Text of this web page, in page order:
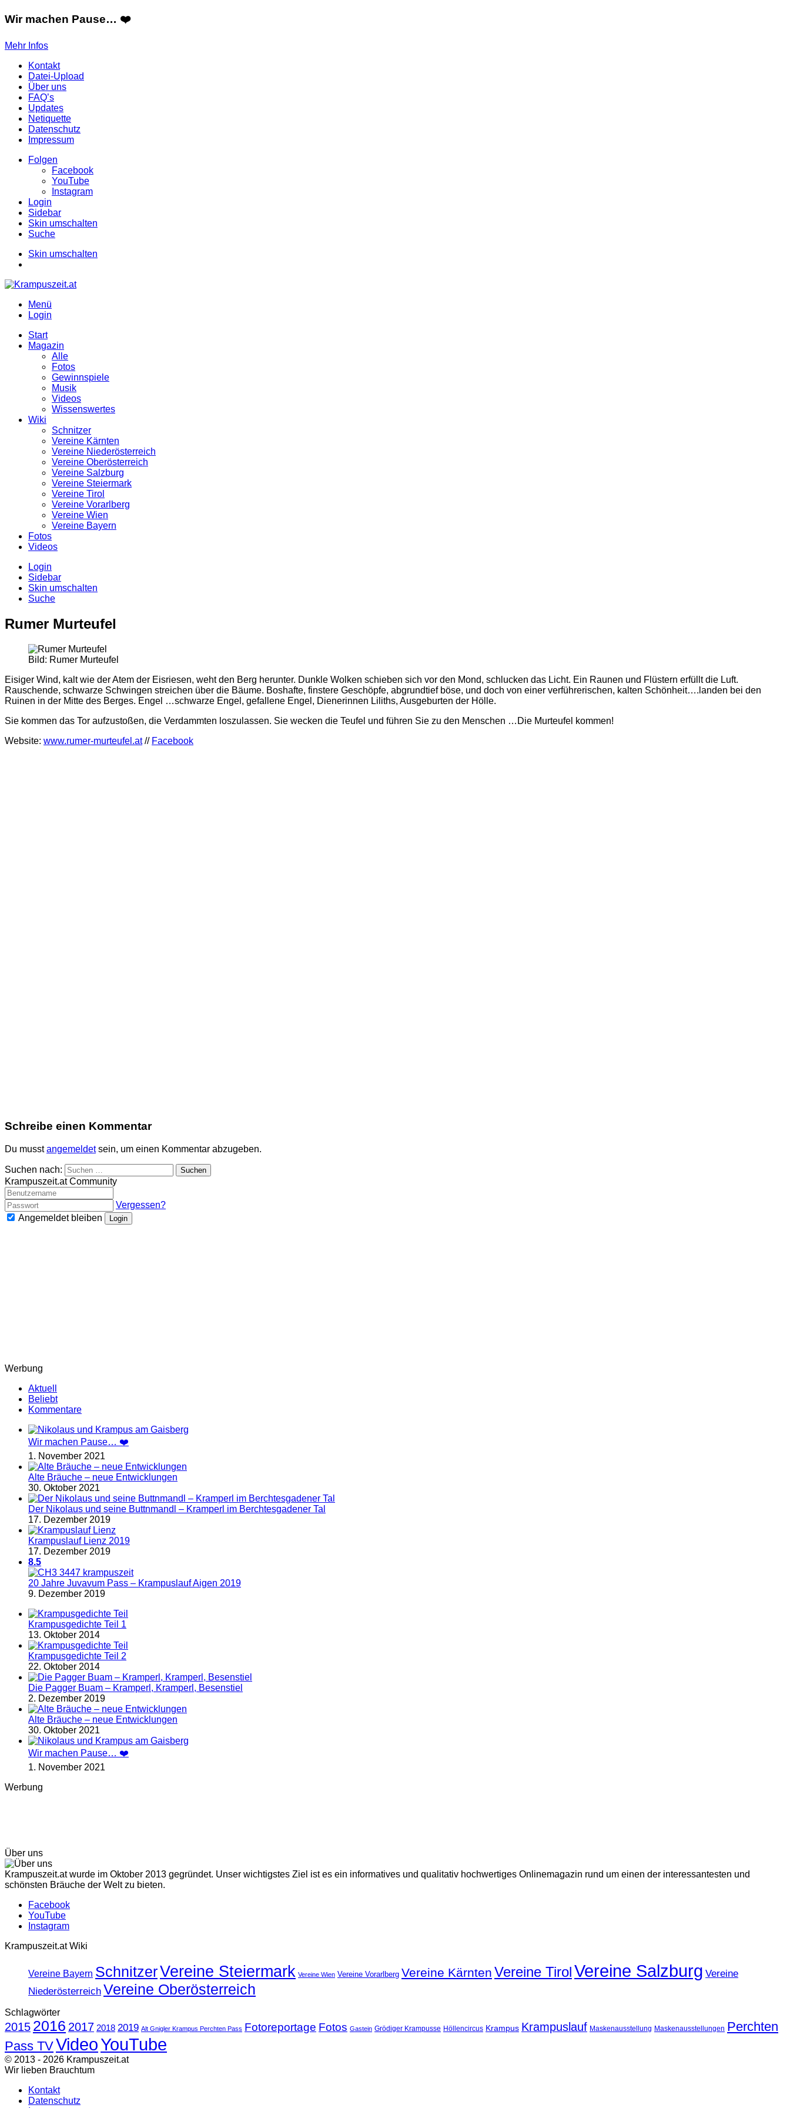
Wir machen Pause… ❤️
Mehr Infos
Kontakt
Datei-Upload
Über uns
FAQ’s
Updates
Netiquette
Datenschutz
Impressum
Folgen
Facebook
YouTube
Instagram
Login
Sidebar
Skin umschalten
Suche
Skin umschalten
Menü
Login
Start
Magazin
Alle
Fotos
Gewinnspiele
Musik
Videos
Wissenswertes
Wiki
Schnitzer
Vereine Kärnten
Vereine Niederösterreich
Vereine Oberösterreich
Vereine Salzburg
Vereine Steiermark
Vereine Tirol
Vereine Vorarlberg
Vereine Wien
Vereine Bayern
Fotos
Videos
Login
Sidebar
Skin umschalten
Suche
Rumer Murteufel
Bild: Rumer Murteufel
Eisiger Wind, kalt wie der Atem der Eisriesen, weht den Berg herunter. Dunkle Wolken schieben sich vor den Mond, schlucken das Licht. Ein Raunen und Flüstern erfüllt die Luft.
Rauschende, schwarze Schwingen streichen über die Bäume. Boshafte, finstere Geschöpfe, abgrundtief böse, und doch von einer verführerischen, kalten Schönheit….landen bei den
Ruinen in der Mitte des Berges. Engel …schwarze Engel, gefallene Engel, Dienerinnen Liliths, Ausgeburten der Hölle.
Sie kommen das Tor aufzustoßen, die Verdammten loszulassen. Sie wecken die Teufel und führen Sie zu den Menschen …Die Murteufel kommen!
Website: www.rumer-murteufel.at// Facebook
Schreibe einen Kommentar
Du musstangemeldetsein, um einen Kommentar abzugeben.
Suchen nach:
Krampuszeit.at Community
Vergessen?
Angemeldet bleiben
Login
Werbung
Aktuell
Beliebt
Kommentare
Wir machen Pause… ❤️
1. November 2021
Alte Bräuche – neue Entwicklungen
30. Oktober 2021
Der Nikolaus und seine Buttnmandl – Kramperl im Berchtesgadener Tal
17. Dezember 2019
Krampuslauf Lienz 2019
17. Dezember 2019
8.5
20 Jahre Juvavum Pass – Krampuslauf Aigen 2019
9. Dezember 2019
Krampusgedichte Teil 1
13. Oktober 2014
Krampusgedichte Teil 2
22. Oktober 2014
Die Pagger Buam – Kramperl, Kramperl, Besenstiel
2. Dezember 2019
Alte Bräuche – neue Entwicklungen
30. Oktober 2021
Wir machen Pause… ❤️
1. November 2021
Werbung
Über uns
Krampuszeit.at wurde im Oktober 2013 gegründet. Unser wichtigstes Ziel ist es ein informatives und qualitativ hochwertiges Onlinemagazin rund um einen der interessantesten und
schönsten Bräuche der Welt zu bieten.
Facebook
YouTube
Instagram
Krampuszeit.at Wiki
Vereine Bayern SchnitzerVereine Steiermark Vereine Wien Vereine Vorarlberg Vereine Kärnten Vereine TirolVereine Salzburg Vereine
Niederösterreich Vereine Oberösterreich
Schlagwörter
2015 2016 2017 2018 2019 Alt Gnigler Krampus Perchten Pass Fotoreportage Fotos Gastein Grödiger Krampusse Höllencircus Krampus Krampuslauf Maskenausstellung Maskenausstellungen Perchten
Pass TVVideoYouTube
© 2013 - 2026 Krampuszeit.at
Wir lieben Brauchtum
Kontakt
Datenschutz